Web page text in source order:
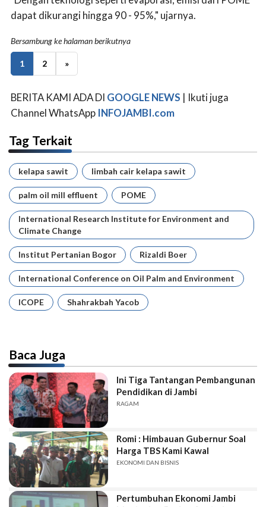
dapat dikurangi hingga 90 - 95%," ujarnya.
Bersambung ke halaman berikutnya
1 2 »
BERITA KAMI ADA DI GOOGLE NEWS | Ikuti juga
Channel WhatsApp INFOJAMBI.com
Tag Terkait
kelapa sawit limbah cair kelapa sawit
palm oil mill effluent POME
International Research Institute for Environment and
Climate Change
Institut Pertanian Bogor Rizaldi Boer
International Conference on Oil Palm and Environment
ICOPE Shahrakbah Yacob
Baca Juga
Ini Tiga Tantangan Pembangunan
Pendidikan di Jambi
RAGAM
Romi : Himbauan Gubernur Soal
Harga TBS Kami Kawal
EKONOMI DAN BISNIS
Pertumbuhan Ekonomi Jambi